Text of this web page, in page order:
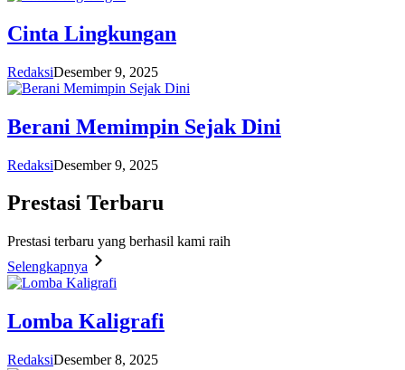
Cinta Lingkungan
RedaksiDesember 9, 2025
Berani Memimpin Sejak Dini
RedaksiDesember 9, 2025
Prestasi Terbaru
Prestasi terbaru yang berhasil kami raih
Selengkapnya
Lomba Kaligrafi
RedaksiDesember 8, 2025